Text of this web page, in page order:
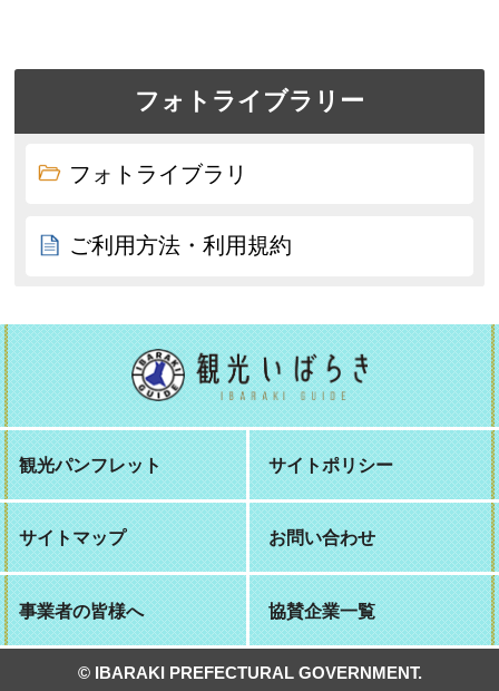
フォトライブラリー
フォトライブラリ
ご利用方法・利用規約
観光パンフレット サイトポリシー
サイトマップ お問い合わせ
事業者の皆様へ 協賛企業一覧
© IBARAKI PREFECTURAL GOVERNMENT.